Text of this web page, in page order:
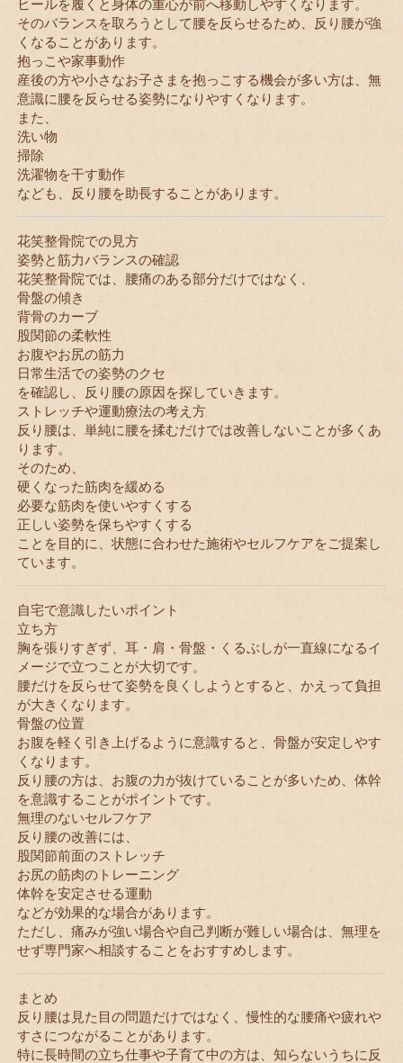
ヒールを履くと身体の重心が前へ移動しやすくなります。
そのバランスを取ろうとして腰を反らせるため、反り腰が強
くなることがあります。
抱っこや家事動作
産後の方や小さなお子さまを抱っこする機会が多い方は、無
意識に腰を反らせる姿勢になりやすくなります。
また、
洗い物
掃除
洗濯物を干す動作
なども、反り腰を助長することがあります。
花笑整骨院での見方
姿勢と筋力バランスの確認
花笑整骨院では、腰痛のある部分だけではなく、
骨盤の傾き
背骨のカーブ
股関節の柔軟性
お腹やお尻の筋力
日常生活での姿勢のクセ
を確認し、反り腰の原因を探していきます。
ストレッチや運動療法の考え方
反り腰は、単純に腰を揉むだけでは改善しないことが多くあ
ります。
そのため、
硬くなった筋肉を緩める
必要な筋肉を使いやすくする
正しい姿勢を保ちやすくする
ことを目的に、状態に合わせた施術やセルフケアをご提案し
ています。
自宅で意識したいポイント
立ち方
胸を張りすぎず、耳・肩・骨盤・くるぶしが一直線になるイ
メージで立つことが大切です。
腰だけを反らせて姿勢を良くしようとすると、かえって負担
が大きくなります。
骨盤の位置
お腹を軽く引き上げるように意識すると、骨盤が安定しやす
くなります。
反り腰の方は、お腹の力が抜けていることが多いため、体幹
を意識することがポイントです。
無理のないセルフケア
反り腰の改善には、
股関節前面のストレッチ
お尻の筋肉のトレーニング
体幹を安定させる運動
などが効果的な場合があります。
ただし、痛みが強い場合や自己判断が難しい場合は、無理を
せず専門家へ相談することをおすすめします。
まとめ
反り腰は見た目の問題だけではなく、慢性的な腰痛や疲れや
すさにつながることがあります。
特に長時間の立ち仕事や子育て中の方は、知らないうちに反